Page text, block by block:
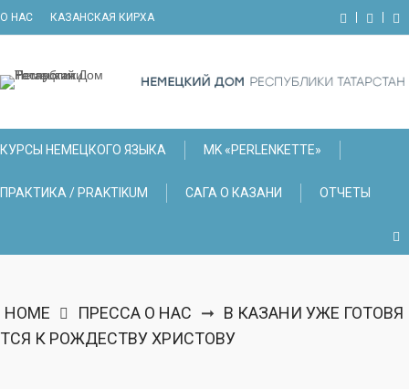
О НАС КАЗАНСКАЯ КИРХА
КУРСЫ НЕМЕЦКОГО ЯЗЫКА МK «PERLENKETTE»
ПРАКТИКА / PRAKTIKUM САГА О КАЗАНИ ОТЧЕТЫ
HOME ПРЕССА О НАС ➞ В КАЗАНИ УЖЕ ГОТОВЯ
ТСЯ К РОЖДЕСТВУ ХРИСТОВУ